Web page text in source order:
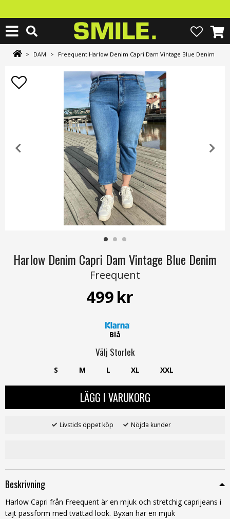
> DAM > Freequent Harlow Denim Capri Dam Vintage Blue Denim
Harlow Denim Capri Dam Vintage Blue Denim
Freequent
499kr
Blå
Välj Storlek
S M L XL XXL
LÄGG I VARUKORG
Livstids öppet köp Nöjda kunder
Beskrivning
Harlow Capri från Freequent är en mjuk och stretchig caprijeans i
tajt passform med tvättad look. Byxan har en mjuk